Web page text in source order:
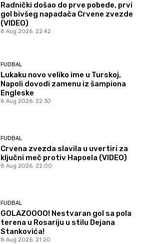
Radnički došao do prve pobede, prvi
gol bivšeg napadača Crvene zvezde
(VIDEO)
8 Aug 2026. 22:42
FUDBAL
Lukaku novo veliko ime u Turskoj,
Napoli dovodi zamenu iz šampiona
Engleske
8 Aug 2026. 22:30
FUDBAL
Crvena zvezda slavila u uvertiri za
ključni meč protiv Hapoela (VIDEO)
8 Aug 2026. 22:00
FUDBAL
GOLAZOOOO! Nestvaran gol sa pola
terena u Rosariju u stilu Dejana
Stankovića!
8 Aug 2026. 21:20